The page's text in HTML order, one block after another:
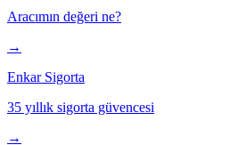
Aracımın değeri ne?
→
Enkar Sigorta
35 yıllık sigorta güvencesi
→